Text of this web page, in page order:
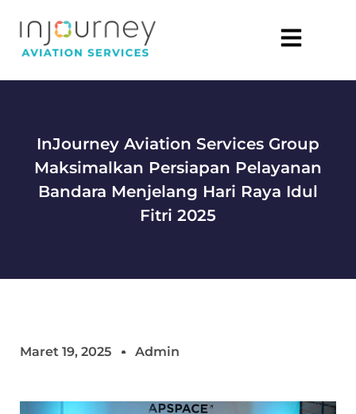
InJourney Aviation Services Group
Maksimalkan Persiapan Pelayanan
Bandara Menjelang Hari Raya Idul
Fitri 2025
Maret 19, 2025 Admin